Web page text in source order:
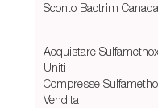
Sconto Bactrim Canada
Acquistare
Uniti
Compresse
Vendita